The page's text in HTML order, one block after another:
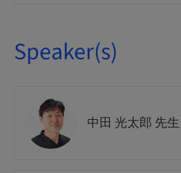
Speaker(s)
中田 光太郎 先生